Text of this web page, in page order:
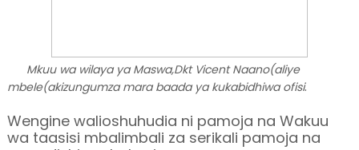
Mkuu wa wilaya ya Maswa,Dkt Vicent Naano(aliye
mbele(akizungumza mara baada ya kukabidhiwa ofisi.
Wengine walioshuhudia ni pamoja na Wakuu
wa taasisi mbalimbali za serikali pamoja na